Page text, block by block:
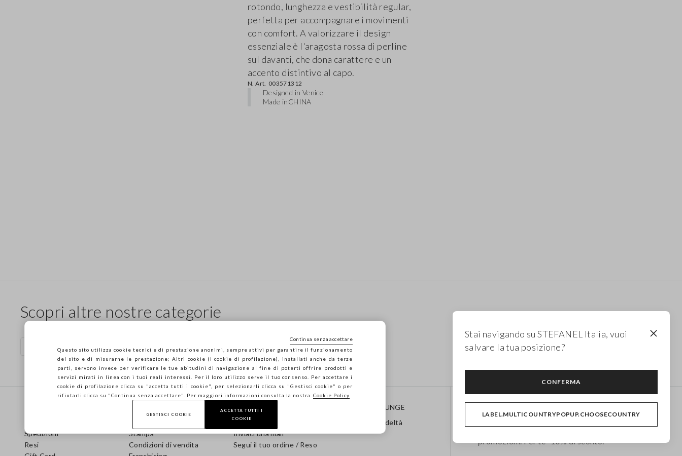
rotondo, lunghezza e vestibilità regular,
perfetta per accompagnare i movimenti
con comfort. A valorizzare il design
essenziale è l'aragosta rossa di perline
sul davanti, che dona carattere e un
accento distintivo al capo.
N. Art. 003571312
Designed in Venice
Made inCHINA
Scopri altre nostre categorie
Borse artigianali
Spedizioni
Resi
Stampa
Condizioni di vendita
CONTATTI
Chiamaci: 041 8520343
Inviaci una mail
Segui il tuo ordine / Reso
STEFANEL LOUNGE
Programma Fedeltà
Newsletter
Ricevi informazioni su nuovi drop, collezioni e
promozioni. Per te -10% di sconto.
Stai navigando su STEFANEL Italia, vuoi
salvare la tua posizione?
CONFERMA
LABEL.MULTICOUNTRYPOPUP.CHOOSECOUNTRY
Questo sito utilizza cookie tecnici e di prestazione anonimi, sempre attivi per garantire il funzionamento
del sito e di misurarne le prestazione; Altri cookie (i cookie di profilazione), installati anche da terze
parti, servono invece per verificare le tue abitudini di navigazione al fine di poterti offrire prodotti e
servizi mirati in linea con i tuoi reali interessi. Per il loro utilizzo serve il tuo consenso. Per accettare i
cookie di profilazione clicca su "accetta tutti i cookie", per selezionarli clicca su "Gestisci cookie" o per
rifiutarli clicca su "Continua senza accettare". Per maggiori informazioni consulta la nostra Cookie Policy
GESTISCI COOKIE
ACCETTA TUTTI I
COOKIE
Continua senza accettare